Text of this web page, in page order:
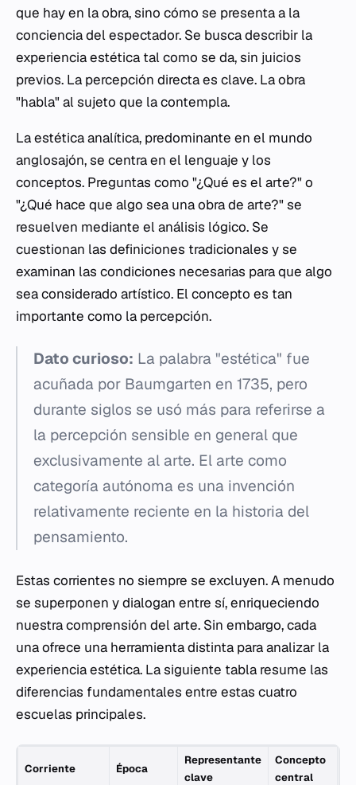
que hay en la obra, sino cómo se presenta a la
conciencia del espectador. Se busca describir la
experiencia estética tal como se da, sin juicios
previos. La percepción directa es clave. La obra
"habla" al sujeto que la contempla.
La estética analítica, predominante en el mundo
anglosajón, se centra en el lenguaje y los
conceptos. Preguntas como "¿Qué es el arte?" o
"¿Qué hace que algo sea una obra de arte?" se
resuelven mediante el análisis lógico. Se
cuestionan las definiciones tradicionales y se
examinan las condiciones necesarias para que algo
sea considerado artístico. El concepto es tan
importante como la percepción.
Dato curioso: La palabra "estética" fue
acuñada por Baumgarten en 1735, pero
durante siglos se usó más para referirse a
la percepción sensible en general que
exclusivamente al arte. El arte como
categoría autónoma es una invención
relativamente reciente en la historia del
pensamiento.
Estas corrientes no siempre se excluyen. A menudo
se superponen y dialogan entre sí, enriqueciendo
nuestra comprensión del arte. Sin embargo, cada
una ofrece una herramienta distinta para analizar la
experiencia estética. La siguiente tabla resume las
diferencias fundamentales entre estas cuatro
escuelas principales.
Corriente Época
Representante
clave
Concepto
central